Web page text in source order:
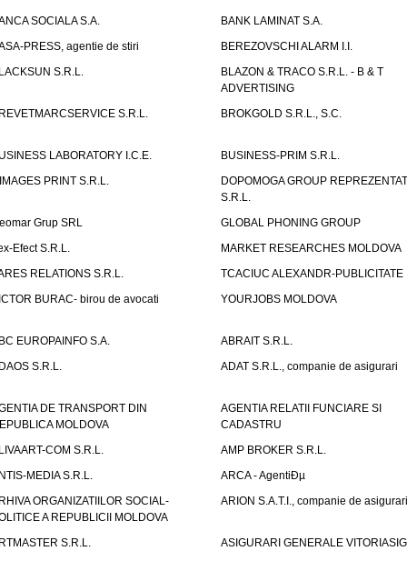
SOCIALA S.A.
BANK LAMINAT S.A.
PRESS, agentie de stiri
BEREZOVSCHI ALARM I.I.
S.R.L.
BLAZON & TRACO S.R.L. - B & T
ADVERTISING
S.R.L.
BROKGOLD S.R.L., S.C.
LABORATORY I.C.E.
BUSINESS-PRIM S.R.L.
PRINT S.R.L.
DOPOMOGA GROUP
S.R.L.
Grup SRL
GLOBAL PHONING GROUP
Efect S.R.L.
MARKET RESEARCHES MOLDOVA
RELATIONS S.R.L.
TCACIUC ALEXANDR-PUBLICITATE
BURAC- birou de avocati
YOURJOBS MOLDOVA
EUROPAINFO S.A.
ABRAIT S.R.L.
S.R.L.
ADAT S.R.L., companie de asigurari
DE TRANSPORT DIN
MOLDOVA
AGENTIA RELATII FUNCIARE SI
CADASTRU
COM S.R.L.
AMP BROKER S.R.L.
MEDIA S.R.L.
ARCA - AgentiÐµ
ORGANIZATIILOR SOCIAL-
A REPUBLICII MOLDOVA
ARION S.A.T.I., companie de asigurari
S.R.L.
ASIGURARI GENERALE